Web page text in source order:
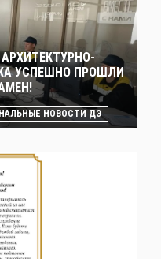
УСПЕШНО ПРОШЛИ
НОВОСТИ ДЭ